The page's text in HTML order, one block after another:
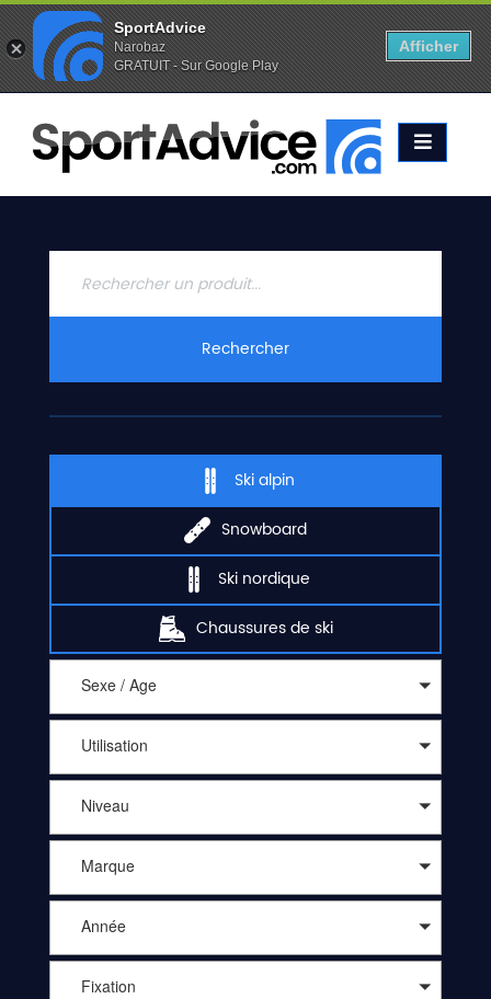
Favoris (0) Alertes (0)
ACCUEIL
SKIS
2020
CONTACT
Rechercher
Ski alpin
Snowboard
Ski nordique
Chaussures de ski
Sexe / Age
Utilisation
Niveau
Marque
Année
Fixation
SportAdvice
Narobaz
GRATUIT - Sur Google Play
Afficher